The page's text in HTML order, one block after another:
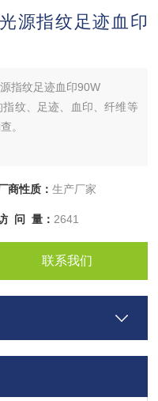
源指纹足迹血印
指纹足迹血印90W
纹、足迹、血印、纤维等
。
商性质： 生产厂家
问 量： 2641
联系我们